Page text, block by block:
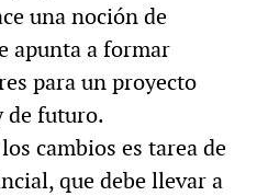
una noción de
apunta a formar
para un proyecto
de futuro.
cambios es tarea de
que debe llevar a